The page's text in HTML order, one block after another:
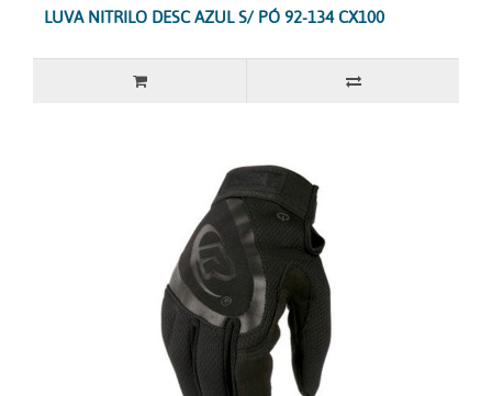
LUVA NITRILO DESC AZUL S/ PÓ 92-134 CX100